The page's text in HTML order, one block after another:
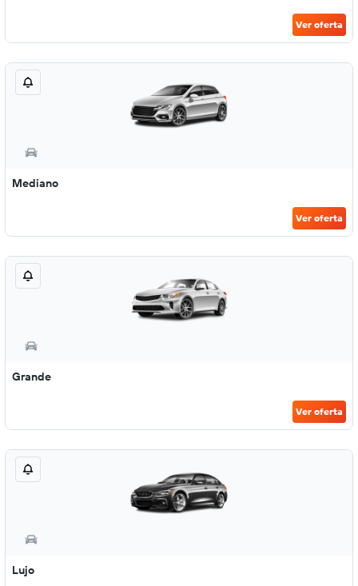
Ver oferta
Mediano
Ver oferta
Grande
Ver oferta
Lujo